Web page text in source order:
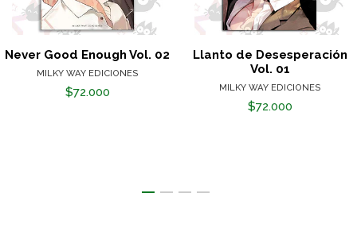
Never Good Enough Vol. 02
MILKY WAY EDICIONES
$72.000
Llanto de Desesperación
Vol. 01
MILKY WAY EDICIONES
$72.000